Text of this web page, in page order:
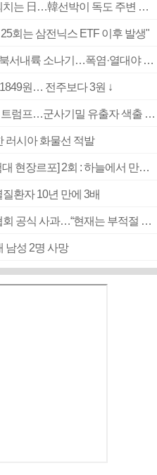
[속보] 여전히 ‘독도는 우리땅’ 외치는 日…韓선박이 독도 주변 해양조사 활동하자 반발
회는 삼전닉스 ETF 이후 발생"
부산 울산 경남 구름 많고 경남 북서내륙 소나기…폭염·열대야 계속
원… 전주보다 3원 ↓
‘탄약 부족 사태’ 보도에 격노한 트럼프…군사기밀 유출자 색출 지시
러시아 화물선 적발
[2026 부산청소년극지체험탐험대 현장르포] 2회 : 하늘에서 만난 얼음의 나라
환자 10년 만에 3배
[속보] ‘심판 성접대’ 논란 축구협회 공식 사과…“현재는 부적절 행위 없어”
남성 2명 사망